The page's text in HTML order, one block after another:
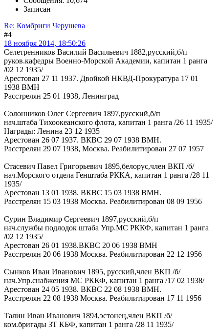
Записан
Re: Комбриги Черушева
#4
18 ноября 2014, 18:50:26
Селетренников Василий Васильевич 1882,русский,б/п
руков.кафедры Военно-Морской Академии, капитан 1 ранга
/02 12 1935/
Арестован 27 11 1937. Двойкой НКВД-Прокуратура 17 01
1938 ВМН
Расстрелян 25 01 1938, Ленинград
Солонников Олег Сергеевич 1897,русский,б/п
нач.штаба Тихоокеанского флота, капитан 1 ранга /26 11 1935/
Награды: Ленина 23 12 1935
Арестован 26 07 1937. ВКВС 29 07 1938 ВМН.
Расстрелян 29 07 1938, Москва. Реабилитирован 27 07 1957
Стасевич Павел Григорьевич 1895,белорус,член ВКП /б/
нач.Морского отдела Генштаба РККА, капитан 1 ранга /28 11
1935/
Арестован 13 01 1938. ВКВС 15 03 1938 ВМН.
Расстрелян 15 03 1938 Москва. Реабилитирован 08 09 1956
Сурин Владимир Сергеевич 1897,русский,б/п
нач.службы подлодок штаба Упр.МС РККФ, капитан 1 ранга
/02 12 1935/
Арестован 26 01 1938.ВКВС 20 06 1938 ВМН
Расстрелян 20 06 1938 Москва. Реабилитирован 22 12 1956
Сынков Иван Иванович 1895, русский,член ВКП /б/
нач.Упр.снабжения МС РККФ, капитан 1 ранга /17 02 1938/
Арестован 24 05 1938. ВКВС 22 08 1938 ВМН.
Расстрелян 22 08 1938 Москва. Реабилитирован 17 11 1956
Талин Иван Иванович 1894,эстонец,член ВКП /б/
ком.бригады ЗТ КБФ, капитан 1 ранга /28 11 1935/